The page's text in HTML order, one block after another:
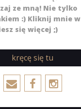
ze mną! Nie tylko
:) Kliknij mnie w
się więcej ;)
kręcę się tu